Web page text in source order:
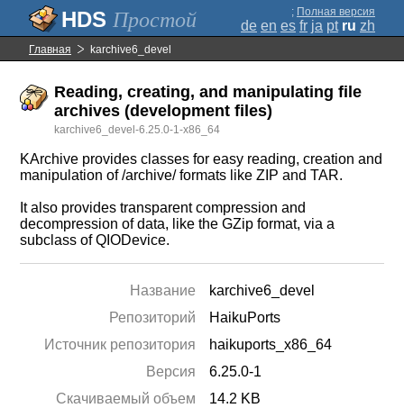
Простой ; Полная версия
de en es fr ja pt ru zh
Главная karchive6_devel
Reading, creating, and manipulating file
archives (development files)
karchive6_devel-6.25.0-1-x86_64
KArchive provides classes for easy reading, creation and
manipulation of /archive/ formats like ZIP and TAR.
It also provides transparent compression and
decompression of data, like the GZip format, via a
subclass of QIODevice.
Название
karchive6_devel
Репозиторий
HaikuPorts
Источник репозитория
haikuports_x86_64
Версия
6.25.0-1
Скачиваемый объем
14.2 KB